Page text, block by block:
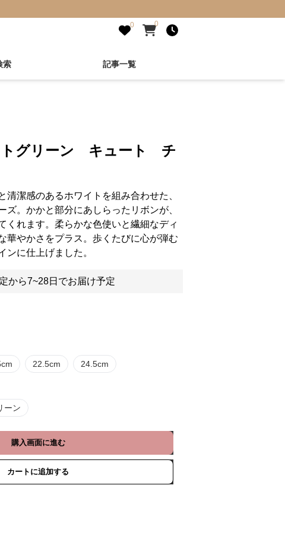
0 0
索 記事一覧
トグリーン キュート チ
清潔感のあるホワイトを組み合わせた、
ズ。かかと部分にあしらったリボンが、
くれます。柔らかな色使いと繊細なディ
華やかさをプラス。歩くたびに心が弾む
ンに仕上げました。
から7~28日でお届け予定
22.5cm 24.5cm
ーン
購入画面に進む
カートに追加する